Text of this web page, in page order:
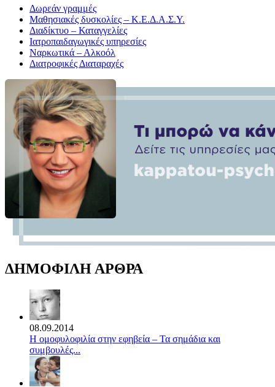
Δωρεάν γραμμές
Μαθησιακές δυσκολίες – Κ.Ε.Δ.Α.Σ.Υ.
Διαδίκτυο – Καταγγελίες
Ιατροπαιδαγωγικές υπηρεσίες
Ναρκωτικά – Αλκοόλ
Διατροφικές Διαταραχές
ΔΗΜΟΦΙΛΗ ΑΡΘΡΑ
08.09.2014
Η ομοφυλοφιλία στην εφηβεία – Τα σημάδια και
συμβουλές...